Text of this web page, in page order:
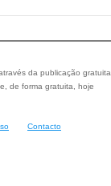
da publicação gratuita
de forma gratuita, hoje
Contacto